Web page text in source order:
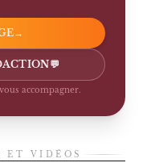
→
💬
accompagner.
ET VIDÉOS